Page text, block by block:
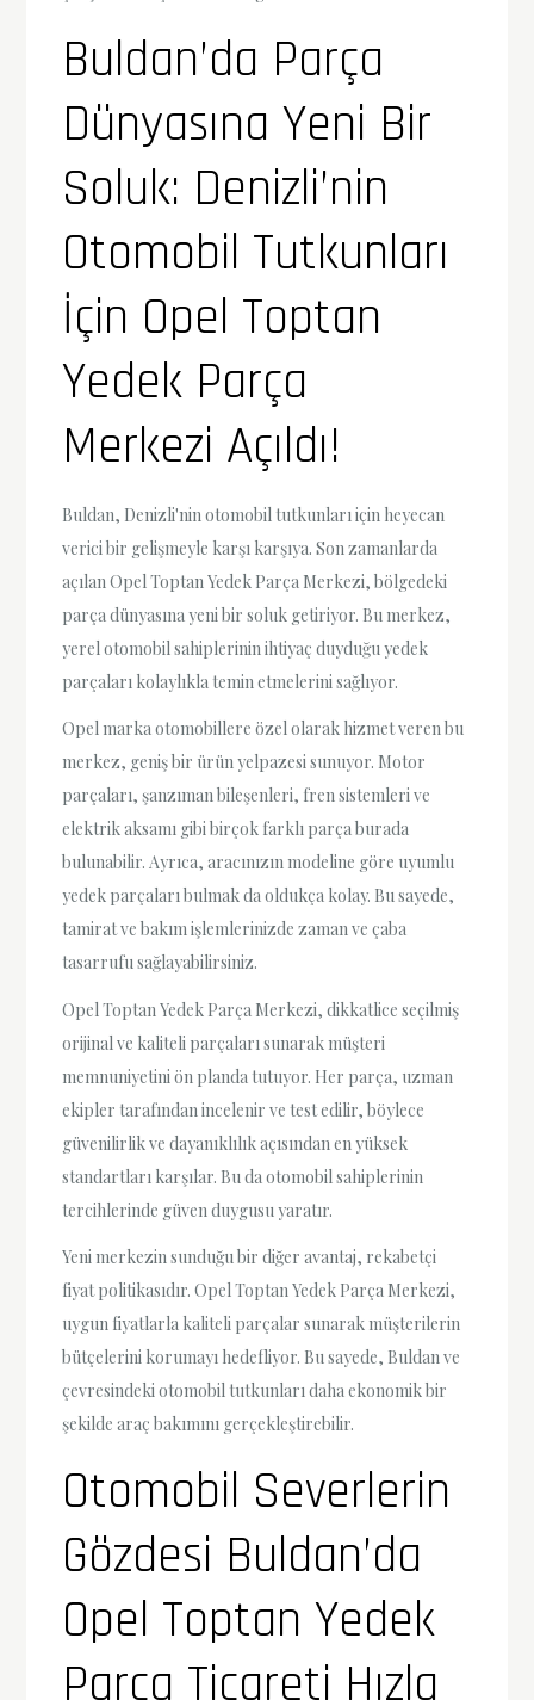
Buldan’da Parça
Dünyasına Yeni Bir
Soluk: Denizli’nin
Otomobil Tutkunları
İçin Opel Toptan
Yedek Parça
Merkezi Açıldı!
Buldan, Denizli'nin otomobil tutkunları için heyecan
verici bir gelişmeyle karşı karşıya. Son zamanlarda
açılan Opel Toptan Yedek Parça Merkezi, bölgedeki
parça dünyasına yeni bir soluk getiriyor. Bu merkez,
yerel otomobil sahiplerinin ihtiyaç duyduğu yedek
parçaları kolaylıkla temin etmelerini sağlıyor.
Opel marka otomobillere özel olarak hizmet veren bu
merkez, geniş bir ürün yelpazesi sunuyor. Motor
parçaları, şanzıman bileşenleri, fren sistemleri ve
elektrik aksamı gibi birçok farklı parça burada
bulunabilir. Ayrıca, aracınızın modeline göre uyumlu
yedek parçaları bulmak da oldukça kolay. Bu sayede,
tamirat ve bakım işlemlerinizde zaman ve çaba
tasarrufu sağlayabilirsiniz.
Opel Toptan Yedek Parça Merkezi, dikkatlice seçilmiş
orijinal ve kaliteli parçaları sunarak müşteri
memnuniyetini ön planda tutuyor. Her parça, uzman
ekipler tarafından incelenir ve test edilir, böylece
güvenilirlik ve dayanıklılık açısından en yüksek
standartları karşılar. Bu da otomobil sahiplerinin
tercihlerinde güven duygusu yaratır.
Yeni merkezin sunduğu bir diğer avantaj, rekabetçi
fiyat politikasıdır. Opel Toptan Yedek Parça Merkezi,
uygun fiyatlarla kaliteli parçalar sunarak müşterilerin
bütçelerini korumayı hedefliyor. Bu sayede, Buldan ve
çevresindeki otomobil tutkunları daha ekonomik bir
şekilde araç bakımını gerçekleştirebilir.
Otomobil Severlerin
Gözdesi Buldan’da
Opel Toptan Yedek
Parça Ticareti Hızla